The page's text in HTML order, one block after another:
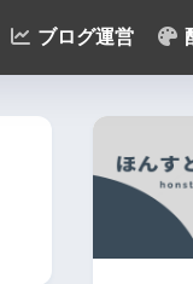
ブログ運営